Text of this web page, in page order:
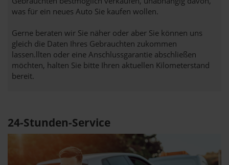
was für ein neues Auto Sie kaufen wollen.
Gerne beraten wir Sie näher oder aber Sie können uns
gleich die Daten Ihres Gebrauchten zukommen
lassen.llten oder eine Anschlussgarantie abschließen
möchten, halten Sie bitte Ihren aktuellen Kilometerstand
bereit.
24-Stunden-Service